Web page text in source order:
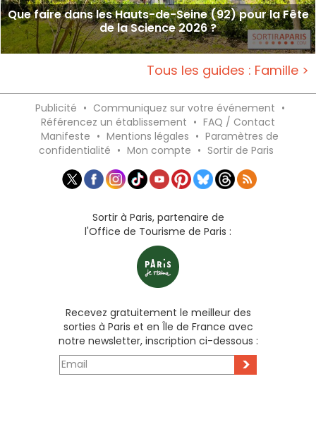
Que faire dans les Hauts-de-Seine (92) pour la Fête
de la Science 2026 ?
Tous les guides : Famille >
Publicité • Communiquez sur votre événement •
Référencez un établissement • FAQ / Contact
Manifeste • Mentions légales • Paramètres de
confidentialité • Mon compte • Sortir de Paris
Sortir à Paris, partenaire de
l'Office de Tourisme de Paris :
Recevez gratuitement le meilleur des
sorties à Paris et en Île de France avec
notre newsletter, inscription ci-dessous :
>